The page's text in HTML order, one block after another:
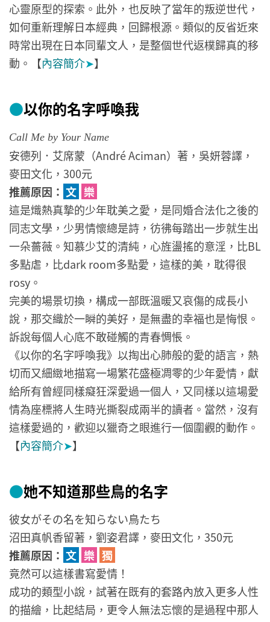
心靈原型的探索。此外，也反映了當年的叛逆世代，
如何重新理解日本經典，回歸根源。類似的反省近來
時常出現在日本同輩文人，是整個世代返樸歸真的移
動。【內容簡介➤】
●以你的名字呼喚我
Call Me by Your Name
安德列．艾席蒙（André Aciman）著，吳妍蓉譯，
麥田文化，300元
推薦原因： 文 樂
這是熾熱真摯的少年耽美之愛，是同婚合法化之後的
同志文學，少男情懷總是詩，彷彿每踏出一步就生出
一朵薔薇。知慕少艾的清純，心旌盪搖的意淫，比BL
多點虐，比dark room多點愛，這樣的美，耽得很
rosy。
完美的場景切換，構成一部既溫暖又哀傷的成長小
說，那交織於一瞬的美好，是無盡的幸福也是悔恨。
訴說每個人心底不敢碰觸的青春惆悵。
《以你的名字呼喚我》以掏出心肺般的愛的語言，熱
切而又細緻地描寫一場繁花盛極凋零的少年愛情，獻
給所有曾經同樣癡狂深愛過一個人，又同樣以這場愛
情為座標將人生時光撕裂成兩半的讀者。當然，沒有
這樣愛過的，歡迎以獵奇之眼進行一個圍觀的動作。
【內容簡介➤】
●她不知道那些鳥的名字
彼女がその名を知らない鳥たち
沼田真帆香留著，劉姿君譯，麥田文化，350元
推薦原因： 文 樂 獨
竟然可以這樣書寫愛情！
成功的類型小說，試著在既有的套路內放入更多人性
的描繪，比起結局，更令人無法忘懷的是過程中那人